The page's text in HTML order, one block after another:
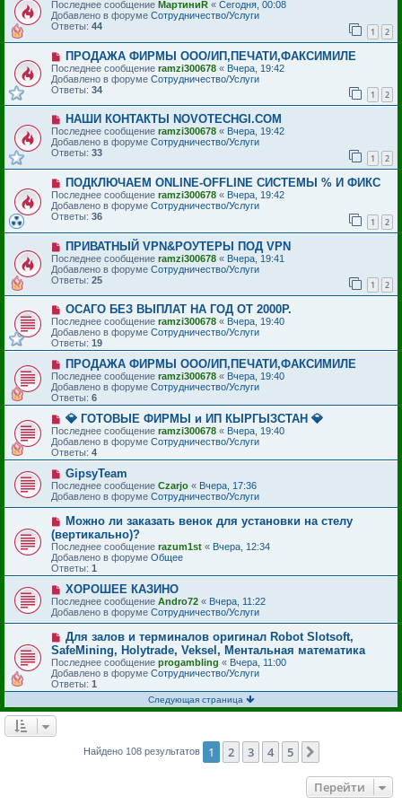
щ
е
н
и
е
в
о
е
с
о
о
б
щ
н
е
Последнее сообщение МартиниR « Сегодня, 00:08
Добавлено в форуме Сотрудничество/Услуги
Ответы: 44 1 2
Н
о
в
о
е
с
о
б
щ
н
е
ПРОДАЖА ФИРМЫ ООО/ИП,ПЕЧАТИ,ФАКСИМИЛЕ
Последнее сообщение ramzi300678 « Вчера, 19:42
Добавлено в форуме Сотрудничество/Услуги
Ответы: 34 1 2
Н
о
в
о
с
о
б
щ
н
е
НАШИ КОНТАКТЫ NOVOTECHGI.COM
Последнее сообщение ramzi300678 « Вчера, 19:42
Добавлено в форуме Сотрудничество/Услуги
Ответы: 33 1 2
Н
о
в
о
е
с
о
о
б
щ
н
и
е
ПОДКЛЮЧАЕМ ONLINE-OFFLINE СИСТЕМЫ % И ФИКС
Последнее сообщение ramzi300678 « Вчера, 19:42
Добавлено в форуме Сотрудничество/Услуги
Ответы: 36 1 2
Н
о
в
о
е
с
о
о
б
щ
е
н
и
е
ПРИВАТНЫЙ VPN&РОУТЕРЫ ПОД VPN
Последнее сообщение ramzi300678 « Вчера, 19:41
Добавлено в форуме Сотрудничество/Услуги
Ответы: 25 1 2
Н
о
в
о
е
с
о
б
щ
е
и
е
ОСАГО БЕЗ ВЫПЛАТ НА ГОД ОТ 2000Р.
Последнее сообщение ramzi300678 « Вчера, 19:40
Добавлено в форуме Сотрудничество/Услуги
Ответы: 19
Н
о
в
о
е
с
о
б
щ
е
и
е
ПРОДАЖА ФИРМЫ ООО/ИП,ПЕЧАТИ,ФАКСИМИЛЕ
Последнее сообщение ramzi300678 « Вчера, 19:40
Добавлено в форуме Сотрудничество/Услуги
Ответы: 6
Н
о
в
о
е
с
о
б
е
н
и
е
💎 ГОТОВЫЕ ФИРМЫ и ИП КЫРГЫЗСТАН 💎
Последнее сообщение ramzi300678 « Вчера, 19:40
Добавлено в форуме Сотрудничество/Услуги
Ответы: 4
Н
о
в
е
с
о
о
б
щ
е
н
и
е
GipsyTeam
Последнее сообщение Czarjo « Вчера, 17:36
Добавлено в форуме Сотрудничество/Услуги
Н
в
о
е
с
о
о
б
щ
е
н
и
е
Можно ли заказать венок для установки на стелу
(вертикально)?
Последнее сообщение razum1st « Вчера, 12:34
Добавлено в форуме Общее
Ответы: 1
Н
о
в
с
о
о
б
щ
е
н
ХОРОШЕЕ КАЗИНО
Последнее сообщение Andro72 « Вчера, 11:22
Добавлено в форуме Сотрудничество/Услуги
Н
о
в
о
е
с
о
Для залов и терминалов оригинал Robot Slotsoft,
SafeMining, Holytrade, Veksel, Ментальная математика
Последнее сообщение progambling « Вчера, 11:00
Добавлено в форуме Сотрудничество/Услуги
Ответы: 1
Следующая страница
Найдено 108 результатов 1 2 3 4 5
Перейти